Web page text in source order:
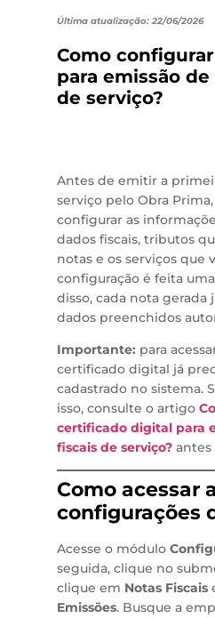
Última atualização: 22/06/2026
Como
para emissão
de serviço?
Antes de emitir a
serviço pelo Obra
configurar as
dados fiscais, tributos
notas e os serviços que
configuração é feita
disso, cada nota gerada
dados preenchidos
Importante: para
certificado digital já
cadastrado no sistema.
isso, consulte o artigo
certificado digital para
fiscais de serviço? antes
Como acessar
configurações
Acesse o módulo
seguida, clique no
clique em Notas Fiscais
Emissões. Busque a